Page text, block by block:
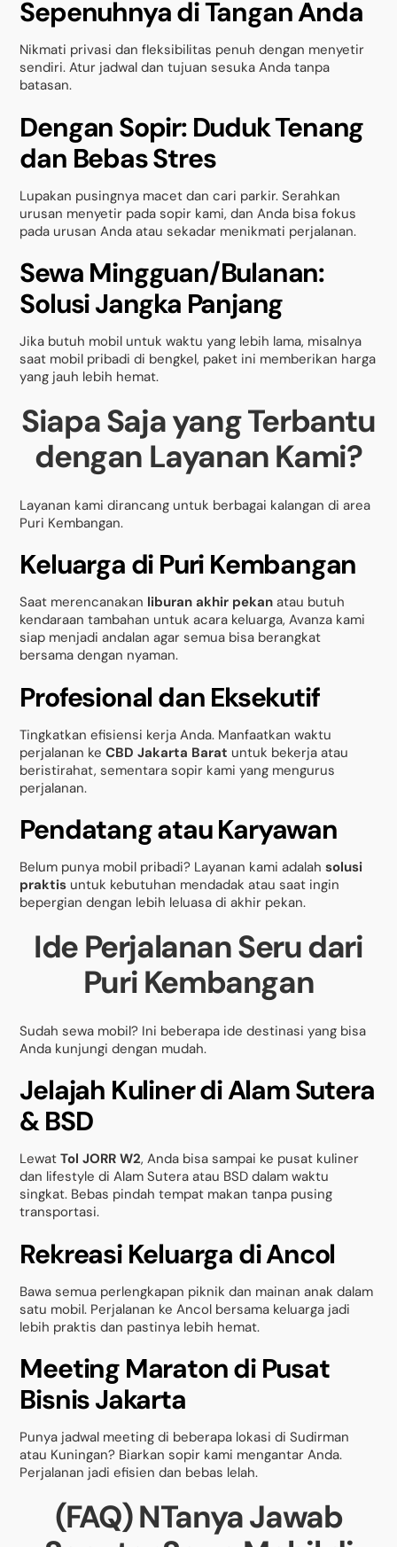
Sepenuhnya di Tangan Anda
Nikmati privasi dan fleksibilitas penuh dengan menyetir
sendiri. Atur jadwal dan tujuan sesuka Anda tanpa
batasan.
Dengan Sopir: Duduk Tenang
dan Bebas Stres
Lupakan pusingnya macet dan cari parkir. Serahkan
urusan menyetir pada sopir kami, dan Anda bisa fokus
pada urusan Anda atau sekadar menikmati perjalanan.
Sewa Mingguan/Bulanan:
Solusi Jangka Panjang
Jika butuh mobil untuk waktu yang lebih lama, misalnya
saat mobil pribadi di bengkel, paket ini memberikan harga
yang jauh lebih hemat.
Siapa Saja yang Terbantu
dengan Layanan Kami?
Layanan kami dirancang untuk berbagai kalangan di area
Puri Kembangan.
Keluarga di Puri Kembangan
Saat merencanakan liburan akhir pekan atau butuh
kendaraan tambahan untuk acara keluarga, Avanza kami
siap menjadi andalan agar semua bisa berangkat
bersama dengan nyaman.
Profesional dan Eksekutif
Tingkatkan efisiensi kerja Anda. Manfaatkan waktu
perjalanan keCBD Jakarta Barat untuk bekerja atau
beristirahat, sementara sopir kami yang mengurus
perjalanan.
Pendatang atau Karyawan
Belum punya mobil pribadi? Layanan kami adalahsolusi
praktis untuk kebutuhan mendadak atau saat ingin
bepergian dengan lebih leluasa di akhir pekan.
Ide Perjalanan Seru dari
Puri Kembangan
Sudah sewa mobil? Ini beberapa ide destinasi yang bisa
Anda kunjungi dengan mudah.
Jelajah Kuliner di Alam Sutera
& BSD
LewatTol JORR W2, Anda bisa sampai ke pusat kuliner
dan lifestyle di Alam Sutera atau BSD dalam waktu
singkat. Bebas pindah tempat makan tanpa pusing
transportasi.
Rekreasi Keluarga di Ancol
Bawa semua perlengkapan piknik dan mainan anak dalam
satu mobil. Perjalanan ke Ancol bersama keluarga jadi
lebih praktis dan pastinya lebih hemat.
Meeting Maraton di Pusat
Bisnis Jakarta
Punya jadwal meeting di beberapa lokasi di Sudirman
atau Kuningan? Biarkan sopir kami mengantar Anda.
Perjalanan jadi efisien dan bebas lelah.
(FAQ) NTanya Jawab